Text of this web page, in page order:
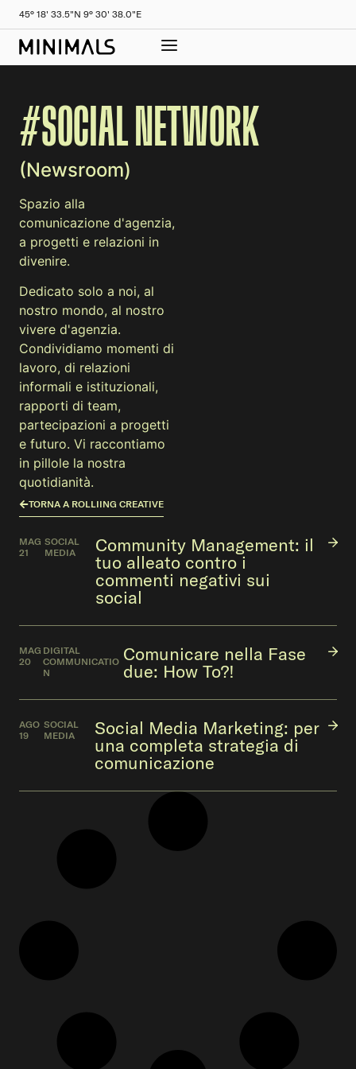
45° 18' 33.5"N 9° 30' 38.0"E
#SOCIAL NETWORK
(Newsroom)
Spazio alla
comunicazione d'agenzia,
a progetti e relazioni in
divenire.
Dedicato solo a noi, al
nostro mondo, al nostro
vivere d'agenzia.
Condividiamo momenti di
lavoro, di relazioni
informali e istituzionali,
rapporti di team,
partecipazioni a progetti
e futuro. Vi raccontiamo
in pillole la nostra
quotidianità.
TORNA A ROLLIING CREATIVE
MAG
21
Community Management: il
tuo alleato contro i
commenti negativi sui
social
SOCIAL
MEDIA
MAG
20
Comunicare nella Fase
due: How To?!
DIGITAL
COMMUNICATIO
N
AGO
19
Social Media Marketing: per
una completa strategia di
comunicazione
SOCIAL
MEDIA